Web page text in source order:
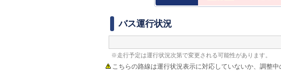
バス 【京王バス
バス運行状況
※走行予定は運行状況次第で変更される可能性があります。
こちらの路線は運行状況表示に対応していないか、調整中